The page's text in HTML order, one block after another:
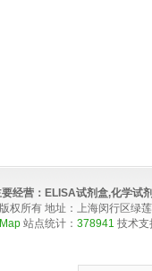
经营： ELISA试剂盒,化学试
版权所有 地址：上海闵行区绿
站点统计： 378941 技术支